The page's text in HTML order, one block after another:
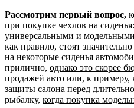
Рассмотрим первый вопрос,
при покупке чехлов на сиденья:
универсальными и
как правило, стоят
на некоторые сиденья
прилично, однако это скорее
продажей авто или, к примеру,
защиты салона перед
рыбалку, когда покупка